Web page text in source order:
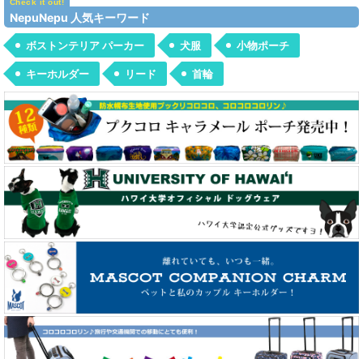
NepuNepu 人気キーワード
ボストンテリア パーカー 犬服 小物ポーチ
キーホルダー リード 首輪